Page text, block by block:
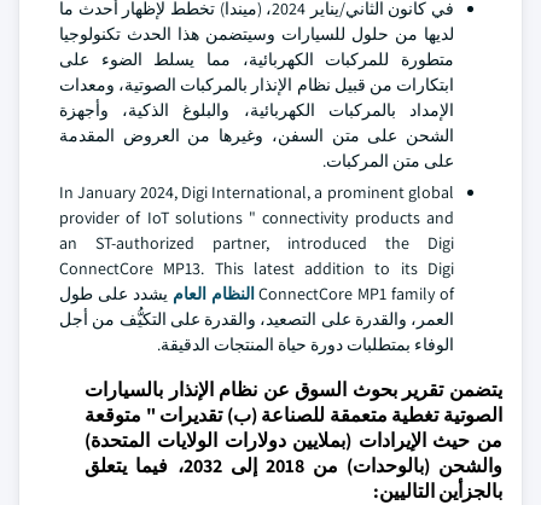
في كانون الثاني/يناير 2024، (ميندا) تخطط لإظهار أحدث ما
لديها من حلول للسيارات وسيتضمن هذا الحدث تكنولوجيا
متطورة للمركبات الكهربائية، مما يسلط الضوء على
ابتكارات من قبيل نظام الإنذار بالمركبات الصوتية، ومعدات
الإمداد بالمركبات الكهربائية، والبلوغ الذكية، وأجهزة
الشحن على متن السفن، وغيرها من العروض المقدمة
على متن المركبات.
In January 2024, Digi International, a prominent global
provider of IoT solutions " connectivity products and
an ST-authorized partner, introduced the Digi
ConnectCore MP13. This latest addition to its Digi
ConnectCore MP1 family of النظام العام يشدد على طول
العمر، والقدرة على التصعيد، والقدرة على التكيُّف من أجل
الوفاء بمتطلبات دورة حياة المنتجات الدقيقة.
يتضمن تقرير بحوث السوق عن نظام الإنذار بالسيارات
الصوتية تغطية متعمقة للصناعة (ب) تقديرات " متوقعة
من حيث الإيرادات (بملايين دولارات الولايات المتحدة)
والشحن (بالوحدات) من 2018 إلى 2032، فيما يتعلق
بالجزأين التاليين: